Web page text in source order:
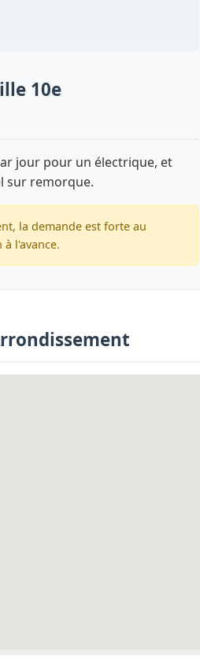
10e
jour pour un électrique, et
sur remorque.
la demande est forte au
l'avance.